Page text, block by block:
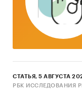
СТАТЬЯ, 5 АВГУСТА
РБК ИССЛЕДОВАНИЯ